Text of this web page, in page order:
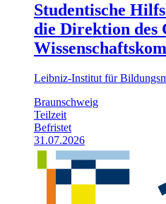
Studentische
die Direktion des
Leibniz-Institut für
Braunschweig
Teilzeit
Befristet
31.07.2026